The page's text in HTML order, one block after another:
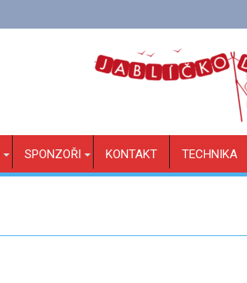
SPONZOŘI KONTAKT TECHNIKA